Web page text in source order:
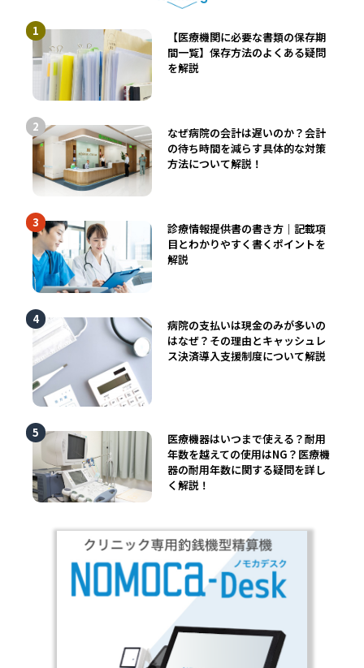
【医療機関に必要な書類の保存期
間一覧】保存方法のよくある疑問
を解説
なぜ病院の会計は遅いのか？会計
の待ち時間を減らす具体的な対策
方法について解説！
診療情報提供書の書き方｜記載項
目とわかりやすく書くポイントを
解説
病院の支払いは現金のみが多いの
はなぜ？その理由とキャッシュレ
ス決済導入支援制度について解説
医療機器はいつまで使える？耐用
年数を越えての使用はNG？医療機
器の耐用年数に関する疑問を詳し
く解説！